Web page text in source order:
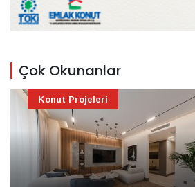
Çok Okunanlar
Konut Projeleri